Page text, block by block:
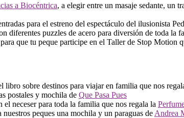
a Biocéntrica, a elegir entre un masaje sedante, un
para el estreno del espectáculo del ilusionista
diferentes puzzles de acero para diversión de toda la
que tu peque participe en el Taller de Stop Motion
libro sobre destinos para viajar en familia que nos
postales y mochila de Que Pasa Pues
el neceser para toda la familia que nos regala la
nuestros peques una mochila y un paraguas de Andrea